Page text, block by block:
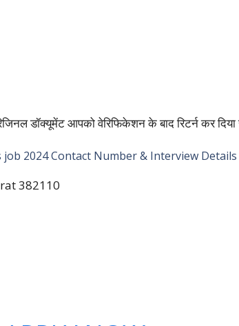
डॉक्यूमेंट आपको वेरिफिकेशन के बाद रिटर्न कर दिया
2024 Contact Number & Interview Details
382110